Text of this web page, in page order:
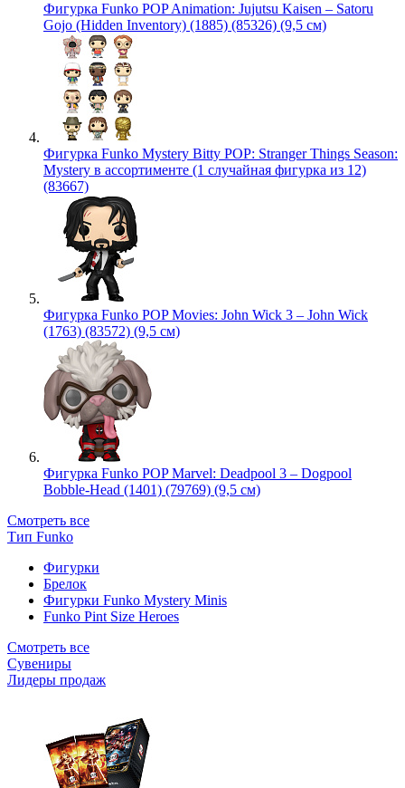
Фигурка Funko POP Animation: Jujutsu Kaisen – Satoru
Gojo (Hidden Inventory) (1885) (85326) (9,5 см)
Фигурка Funko Mystery Bitty POP: Stranger Things Season:
Mystery в ассортименте (1 случайная фигурка из 12)
(83667)
Фигурка Funko POP Movies: John Wick 3 – John Wick
(1763) (83572) (9,5 см)
Фигурка Funko POP Marvel: Deadpool 3 – Dogpool
Bobble-Head (1401) (79769) (9,5 см)
Смотреть все
Тип Funko
Фигурки
Брелок
Фигурки Funko Mystery Minis
Funko Pint Size Heroes
Смотреть все
Сувениры
Лидеры продаж